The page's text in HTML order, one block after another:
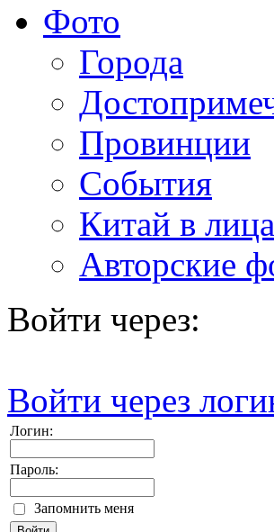
Фото
Города
Провинции
События
Китай в
Авторские
Войти через:
Войти через
Логин:
Пароль:
Запомнить меня